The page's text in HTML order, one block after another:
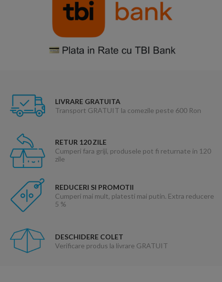
LIVRARE GRATUITA
Transport GRATUIT la comezile peste 600 Ron
RETUR 120 ZILE
Cumperi fara griji, produsele pot fi returnate in 120
zile
REDUCERI SI PROMOTII
Cumperi mai mult, platesti mai putin. Extra reducere
5 %
DESCHIDERE COLET
Verificare produs la livrare GRATUIT